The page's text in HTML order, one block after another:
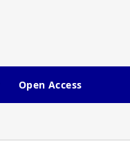
Open Access